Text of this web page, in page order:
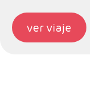
ver viaje